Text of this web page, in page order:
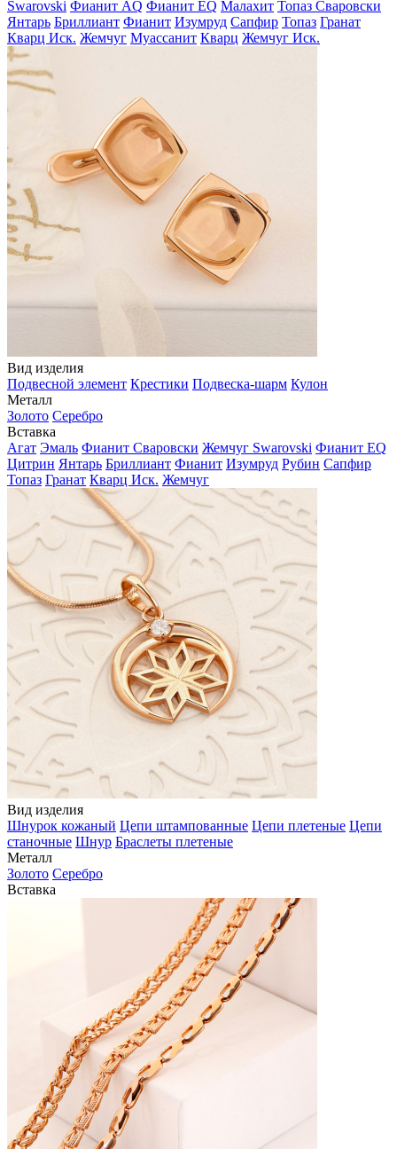
Swarovski Фианит AQ Фианит EQ Малахит Топаз Сваровски
Янтарь Бриллиант Фианит Изумруд Сапфир Топаз Гранат
Кварц Иск. Жемчуг Муассанит Кварц Жемчуг Иск.
Вид изделия
Подвесной элемент Крестики Подвеска-шарм Кулон
Металл
Золото Серебро
Вставка
Агат Эмаль Фианит Сваровски Жемчуг Swarovski Фианит EQ
Цитрин Янтарь Бриллиант Фианит Изумруд Рубин Сапфир
Топаз Гранат Кварц Иск. Жемчуг
Вид изделия
Шнурок кожаный Цепи штампованные Цепи плетеные Цепи
станочные Шнур Браслеты плетеные
Металл
Золото Серебро
Вставка